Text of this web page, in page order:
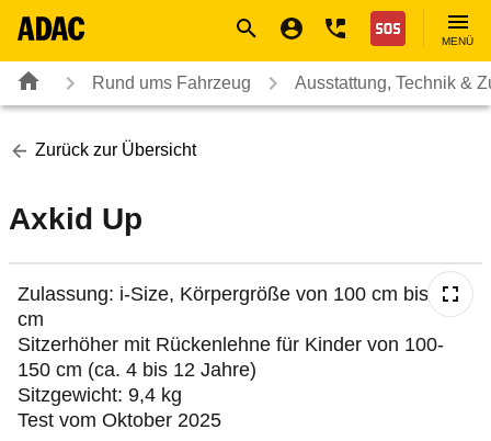
Nothilfe
MENÜ
Rund ums Fahrzeug Ausstattung, Technik &
Zurück zur Übersicht
Axkid Up
Zulassung: i-Size, Körpergröße von 100 cm bis 150
cm
Sitzerhöher mit Rückenlehne für Kinder von 100-
150 cm (ca. 4 bis 12 Jahre)
Sitzgewicht: 9,4 kg
Test vom Oktober 2025